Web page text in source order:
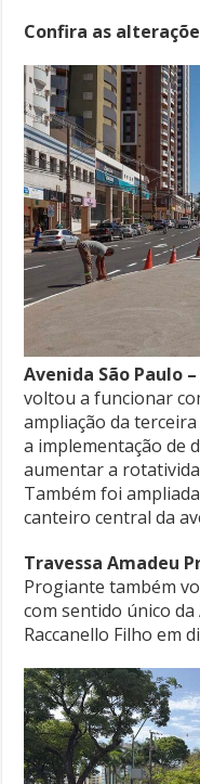
Confira as
Avenida São Paulo –
voltou a funcionar
ampliação da
a implementação de
aumentar a
Também foi
canteiro central da
Travessa Amadeu
Progiante também
com sentido único
Raccanello Filho em